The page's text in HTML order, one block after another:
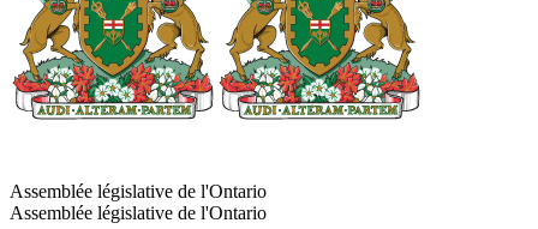
Assemblée législative de l'Ontario
Assemblée législative de l'Ontario